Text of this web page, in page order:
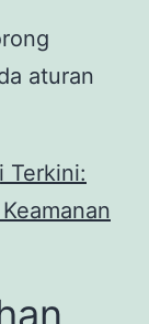
aturan
Terkini: